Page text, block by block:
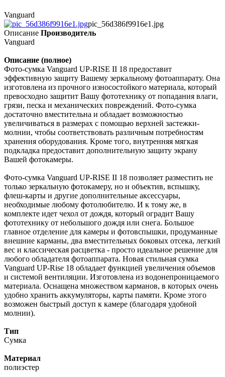
Vanguard
pic_56d386f9916e1.jpg
Описание Производитель
Vanguard
Описание (полное)
Фото-сумка Vanguard UP-RISE II 18 предоставит
эффективную защиту Вашему зеркальному фотоаппарату. Она
изготовлена из прочного износостойкого материала, который
превосходно защитит Вашу фототехнику от попадания влаги,
грязи, песка и механических повреждений. Фото-сумка
достаточно вместительна и обладает возможностью
увеличиваться в размерах с помощью верхней застежки-
молнии, чтобы соответствовать различным потребностям
хранения оборудования. Кроме того, внутренняя мягкая
подкладка предоставит дополнительную защиту экрану
Вашей фотокамеры.
Фото-сумка Vanguard UP-RISE II 18 позволяет разместить не
только зеркальную фотокамеру, но и объектив, вспышку,
флеш-карты и другие дополнительные аксессуары,
необходимые любому фотолюбителю. И к тому же, в
комплекте идет чехол от дождя, который оградит Вашу
фототехнику от небольшого дождя или снега. Большое
главное отделение для камеры и фотовспышки, продуманные
внешние карманы, два вместительных боковых отсека, легкий
вес и классическая расцветка - просто идеальное решение для
любого обладателя фотоаппарата. Новая стильная сумка
Vanguard UP-Rise 18 обладает функцией увеличения объемов
и системой вентиляции. Изготовлена из водонепроницаемого
материала. Оснащена множеством карманов, в которых очень
удобно хранить аккумуляторы, карты памяти. Кроме этого
возможен быстрый доступ к камере (благодаря удобной
молнии).
Тип
Сумка
Материал
полиэстер